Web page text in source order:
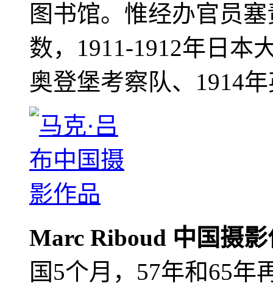
图书馆。惟经办官员
数，1911-1912年日本
奥登堡考察队、1914
Marc Riboud 中国摄
国5个月，57年和65年